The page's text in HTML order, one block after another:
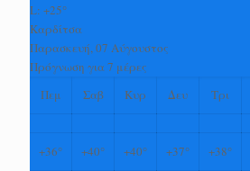
L: +25°
Καρδίτσα
Παρασκευή, 07 Αύγουστος
Πρόγνωση για 7 μέρες
Πεμ
Σαβ Κυρ Δευ Τρι
+36° +40° +40° +37° +38°